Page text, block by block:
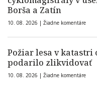
Borša a Zatín
10. 08. 2026 | Žiadne komentáre
Požiar lesa v katastri
podarilo zlikvidovať
10. 08. 2026 | Žiadne komentáre